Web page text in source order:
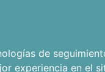
de
experiencia en el